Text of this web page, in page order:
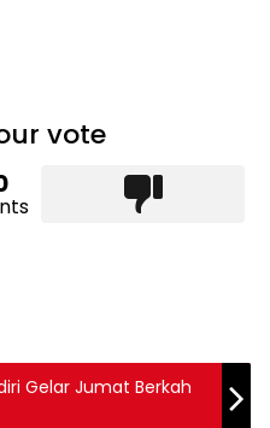
vote
Gelar Jumat Berkah